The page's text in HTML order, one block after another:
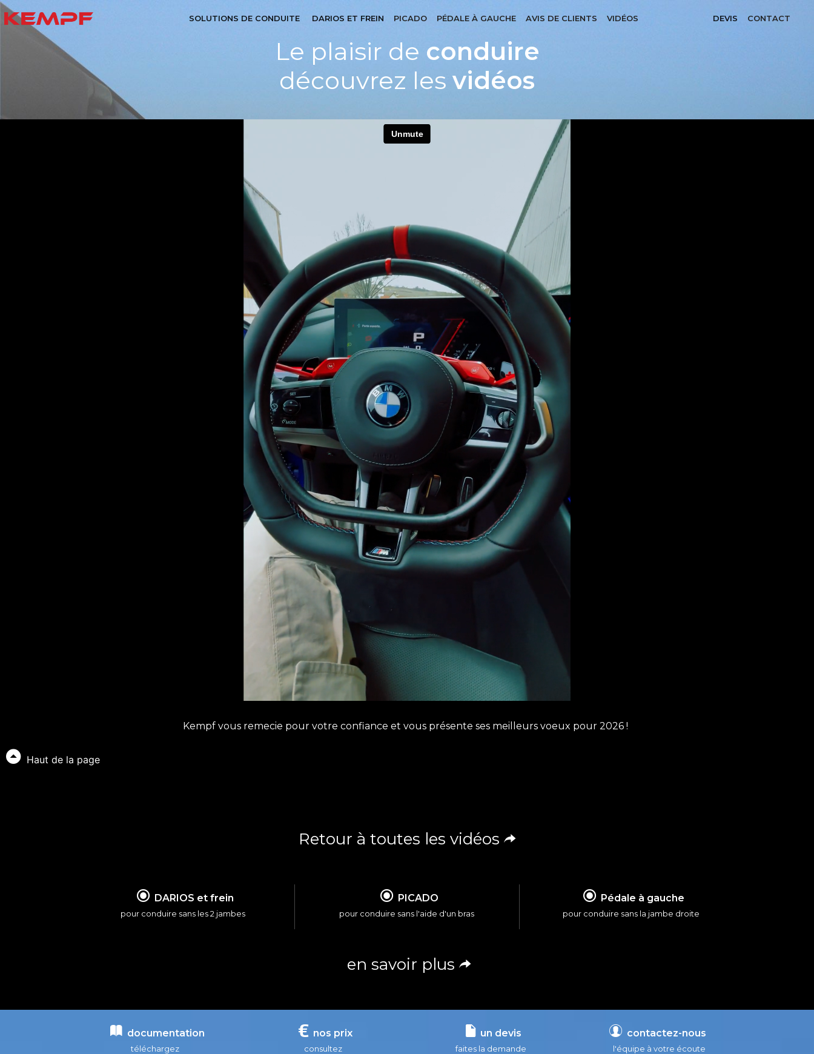
SOLUTIONS DE CONDUITE DARIOS ET FREIN PICADO PÉDALE À GAUCHE AVIS DE CLIENTS VIDÉOS DEVIS CONTACT
Le plaisir de conduire
découvrez les vidéos
Kempf vous remecie pour votre confiance et vous présente ses meilleurs voeux pour 2026 !
Haut de la page
Retour à toutes les vidéos
DARIOS et frein
pour conduire sans les 2 jambes
PICADO
pour conduire sans l'aide d'un bras
Pédale à gauche
pour conduire sans la jambe droite
en savoir plus
documentation
téléchargez
nos prix
consultez
un devis
faites la demande
contactez-nous
l'équipe à votre écoute